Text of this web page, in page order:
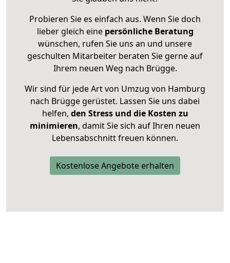
Probieren Sie es einfach aus. Wenn Sie doch
lieber gleich eine persönliche Beratung
wünschen, rufen Sie uns an und unsere
geschulten Mitarbeiter beraten Sie gerne auf
Ihrem neuen Weg nach Brügge.
Wir sind für jede Art von Umzug von Hamburg
nach Brügge gerüstet. Lassen Sie uns dabei
helfen, den Stress und die Kosten zu
minimieren, damit Sie sich auf Ihren neuen
Lebensabschnitt freuen können.
Kostenlose Angebote erhalten